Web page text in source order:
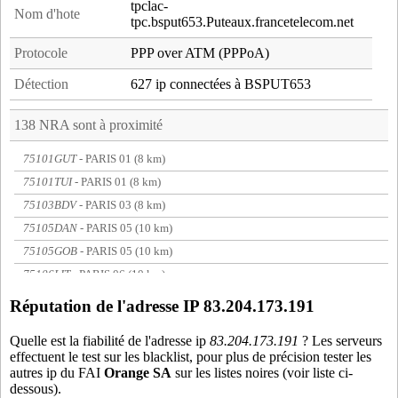
Nom d'hote
tpclac-
tpc.bsput653.Puteaux.francetelecom.net
Protocole PPP over ATM (PPPoA)
Détection 627 ip connectées à BSPUT653
138 NRA sont à proximité
75101GUT- PARIS 01 (8 km)
75101TUI- PARIS 01 (8 km)
75103BDV- PARIS 03 (8 km)
75105DAN - PARIS 05 (10 km)
75105GOB - PARIS 05 (10 km)
75106LIT- PARIS 06 (10 km)
75107INV - PARIS 07 (10 km)
75108ANJ- PARIS 08 (8 km)
75108BEA
- PARIS 08 (8 km)
75108LAB
Réputation de l'adresse IP 83.204.173.191
Quelle est la fiabilité de l'adresse ip 83.204.173.191 ? Les serveurs
effectuent le test sur les blacklist, pour plus de précision tester les
autres ip du FAI Orange SA sur les listes noires (voir liste ci-
dessous).